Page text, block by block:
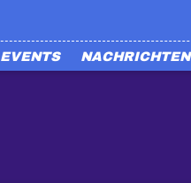
EVENTS NACHRICHTEN